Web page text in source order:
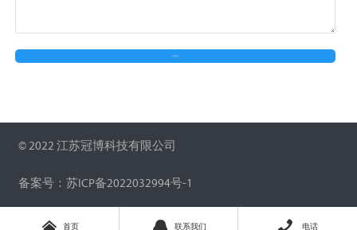
© 2022 江苏冠博科技有限公司
备案号：苏ICP备2022032994号-1
首页 联系我们 电话